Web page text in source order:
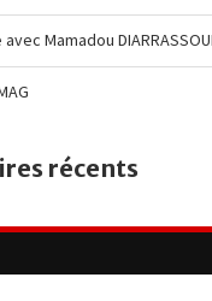
Mamadou
récents